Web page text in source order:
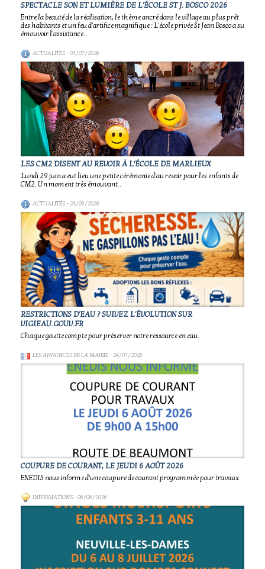
SPECTACLE SON ET LUMIÈRE DE L'ÉCOLE ST J. BOSCO 2026
Entre la beauté de la réalisation, le thème ancré dans le village au plus prêt
des habitants et un feu d'artifice magnifique : L'école privée St Jean Bosco a su
émouvoir l'assistance..
ACTUALITÉS- 03/07/2026
LES CM2 DISENT AU REVOIR À L'ÉCOLE DE MARLIEUX
Lundi 29 juin a eut lieu une petite cérémonie d'au revoir pour les enfants de
CM2. Un moment très émouvant..
ACTUALITÉS- 24/06/2026
RESTRICTIONS D'EAU ? SUIVEZ L'ÉVOLUTION SUR
VIGIEAU.GOUV.FR
Chaque goutte compte pour préserver notre ressource en eau.
LES ANNONCES DE LA MAIRIE- 24/07/2026
COUPURE DE COURANT, LE JEUDI 6 AOÛT 2026
ENEDIS nous informe d'une coupure de courant programmée pour travaux.
INFORMATIONS- 06/06/2026